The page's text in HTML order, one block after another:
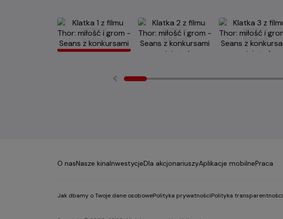
O nasNasze kinaInwestycjeDla akcjonariuszyAplikacje mobilnePraca
Jak dbamy o Twoje dane osobowePolityka prywatnościPolityka transparentności